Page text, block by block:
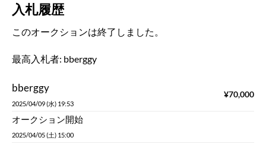
入札履歴
このオークションは終了しました。
最高入札者: bberggy
bberggy
2025/04/09 (水) 19:53
¥70,000
オークション開始
2025/04/05 (土) 15:00